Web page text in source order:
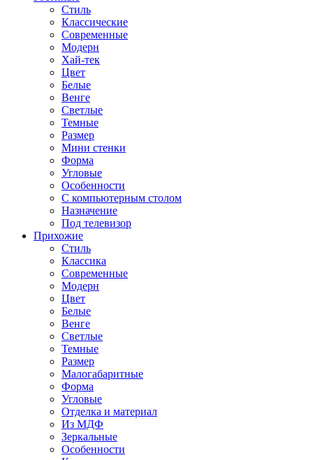
Стиль
Классические
Современные
Модерн
Хай-тек
Цвет
Белые
Венге
Светлые
Темные
Размер
Мини стенки
Форма
Угловые
Особенности
С компьютерным столом
Назначение
Под телевизор
Прихожие
Стиль
Классика
Современные
Модерн
Цвет
Белые
Венге
Светлые
Темные
Размер
Малогабаритные
Форма
Угловые
Отделка и материал
Из МДФ
Зеркальные
Особенности